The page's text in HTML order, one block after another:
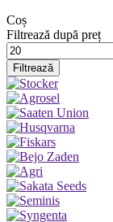
Coș
Filtrează după preț
Preț
minim
Filtrează